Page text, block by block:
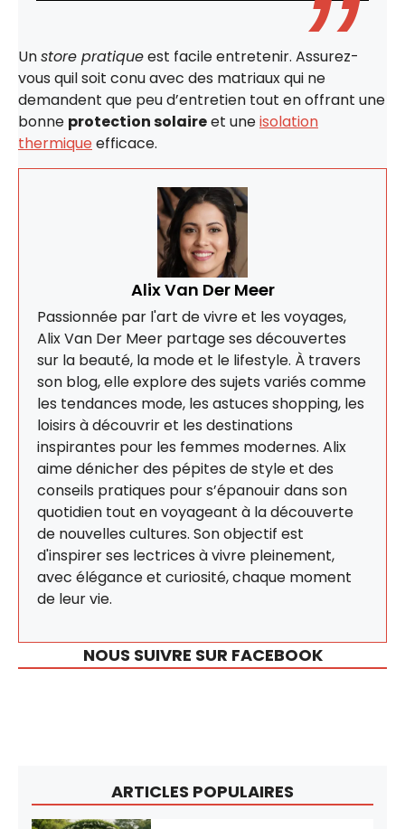
Unstore pratiqueest facile entretenir. Assurez-
vous quil soit conu avec des matriaux qui ne
demandent que peu d’entretien tout en offrant une
bonne protection solaireet uneisolation
thermiqueefficace.
Alix Van Der Meer
Passionnée par l'art de vivre et les voyages,
Alix Van Der Meer partage ses découvertes
sur la beauté, la mode et le lifestyle. À travers
son blog, elle explore des sujets variés comme
les tendances mode, les astuces shopping, les
loisirs à découvrir et les destinations
inspirantes pour les femmes modernes. Alix
aime dénicher des pépites de style et des
conseils pratiques pour s’épanouir dans son
quotidien tout en voyageant à la découverte
de nouvelles cultures. Son objectif est
d'inspirer ses lectrices à vivre pleinement,
avec élégance et curiosité, chaque moment
de leur vie.
NOUS SUIVRE SUR FACEBOOK
ARTICLES POPULAIRES